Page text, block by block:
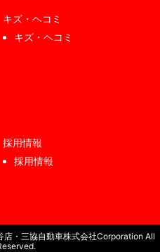
キズ・ヘコミ
キズ・ヘコミ
採用情報
採用情報
・三協自動車株式会社Corporation All